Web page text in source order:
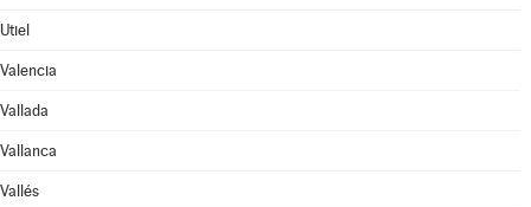
Utiel
Valencia
Vallada
Vallanca
Vallés